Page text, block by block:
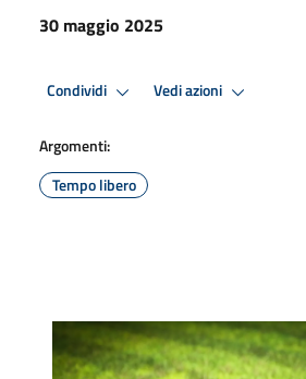
30 maggio 2025
Condividi Vedi azioni
Argomenti:
Tempo libero